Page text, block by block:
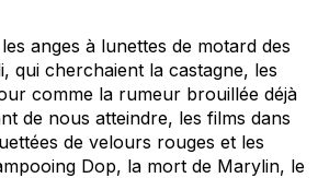
anges à lunettes de motard des
qui cherchaient la castagne, les
comme la rumeur brouillée déjà
de nous atteindre, les films dans
de velours rouges et les
Dop, la mort de Marylin, le